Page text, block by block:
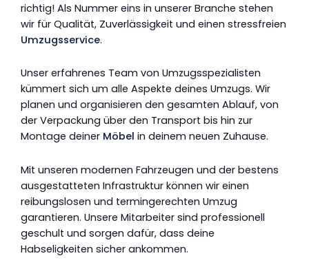
richtig! Als Nummer eins in unserer Branche stehen
wir für Qualität, Zuverlässigkeit und einen stressfreien
Umzugsservice.
Unser erfahrenes Team von Umzugsspezialisten
kümmert sich um alle Aspekte deines Umzugs. Wir
planen und organisieren den gesamten Ablauf, von
der Verpackung über den Transport bis hin zur
Montage deiner Möbel in deinem neuen Zuhause.
Mit unseren modernen Fahrzeugen und der bestens
ausgestatteten Infrastruktur können wir einen
reibungslosen und termingerechten Umzug
garantieren. Unsere Mitarbeiter sind professionell
geschult und sorgen dafür, dass deine
Habseligkeiten sicher ankommen.